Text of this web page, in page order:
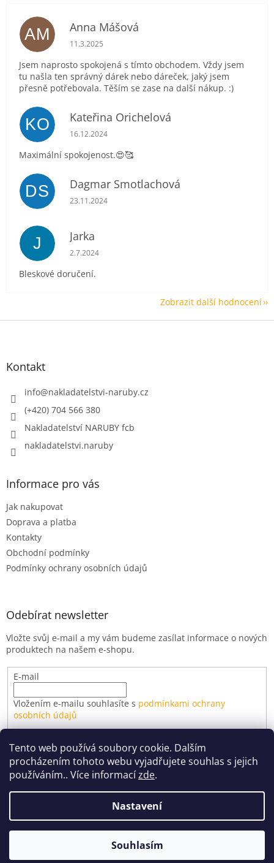
Tento web používá soubory cookie. Dalším
procházením tohoto webu vyjadřujete souhlas s jejich
používáním.. Více informacízde.
Nastavení
Souhlasím
Doprava zdarma balíkovnou pro objednávky nad 690 Kč.
Dovolená 28.7.-2.8.2026. Objednávky přijaté v tomto období
AM Anna Mášová
Hodnocení obchodu je 5 z 5 hvězdiček.
11.3.2025
Jsem naprosto spokojená s tímto obchodem. Vždy jsem
tu našla ten správný dárek nebo dáreček, jaký jsem
přesně potřebovala. Těším se zase na další nákup. :)
KO Kateřina Orichelová
Hodnocení obchodu je 5 z 5 hvězdiček.
16.12.2024
Maximální spokojenost.😍🥰
DS Dagmar Smotlachová
Hodnocení obchodu je 5 z 5 hvězdiček.
23.11.2024
J Jarka
Hodnocení obchodu je 5 z 5 hvězdiček.
2.7.2024
Bleskové doručení.
Zobrazit další hodnocení
Z
Kontakt
info@nakladatelstvi-naruby.cz
(+420) 704 566 380
Nakladatelství NARUBY fcb
nakladatelstvi.naruby
Informace pro vás
Jak nakupovat
Doprava a platba
Kontakty
Obchodní podmínky
Podmínky ochrany osobních údajů
Odebírat newsletter
Vložte svůj e-mail a my vám budeme zasílat informace o nových
produktech na našem e-shopu.
E-mail
Vložením e-mailu souhlasíte s podmínkami ochrany
osobních údajů
PŘIHLÁSIT SE
vyhrazena.